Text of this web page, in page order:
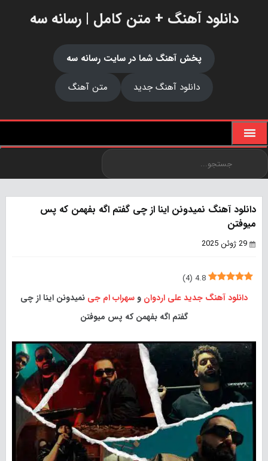
دانلود آهنگ + متن کامل | رسانه سه
پخش آهنگ شما در سایت رسانه سه
دانلود آهنگ جدید
متن آهنگ
دانلود آهنگ نمیدونن اینا از چی گفتم اگه بفهمن که پس
میوفتن
29 ژوئن 2025
4.8
(
4
)
دانلود آهنگ جدیدعلی اردوان و سهراب ام جی نمیدونن اینا از چی
گفتم اگه بفهمن که پس میوفتن